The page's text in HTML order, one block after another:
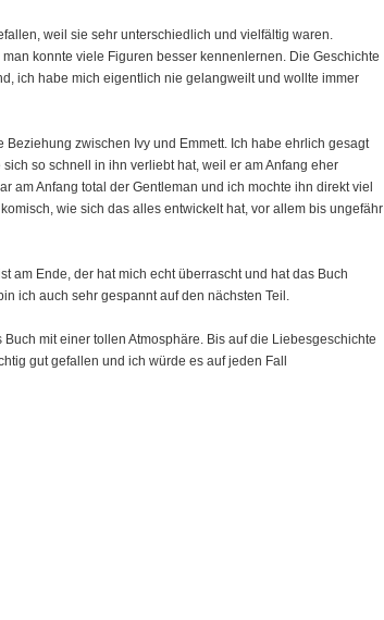
weil sie sehr unterschiedlich und vielfältig waren.
konnte viele Figuren besser kennenlernen. Die Geschichte
ich habe mich eigentlich nie gelangweilt und wollte immer
Beziehung zwischen Ivy und Emmett. Ich habe ehrlich gesagt
so schnell in ihn verliebt hat, weil er am Anfang eher
am Anfang total der Gentleman und ich mochte ihn direkt viel
wie sich das alles entwickelt hat, vor allem bis ungefähr
am Ende, der hat mich echt überrascht und hat das Buch
ich auch sehr gespannt auf den nächsten Teil.
mit einer tollen Atmosphäre. Bis auf die Liebesgeschichte
gut gefallen und ich würde es auf jeden Fall